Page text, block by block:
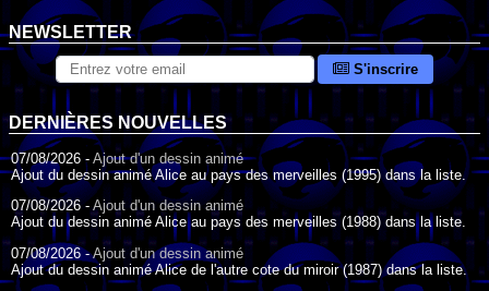
NEWSLETTER
S'inscrire
DERNIÈRES NOUVELLES
07/08/2026 - Ajout d'un dessin animé
Ajout du dessin animé Alice au pays des merveilles (1995) dans la liste.
07/08/2026 -Ajout d'un dessin animé
Ajout du dessin animé Alice au pays des merveilles (1988) dans la liste.
07/08/2026 -Ajout d'un dessin animé
Ajout du dessin animé Alice de l'autre cote du miroir (1987) dans la liste.